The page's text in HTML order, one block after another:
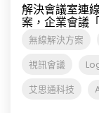
解決會議室連
案，企業會議
無線解決方案
視訊會議
艾思通科技